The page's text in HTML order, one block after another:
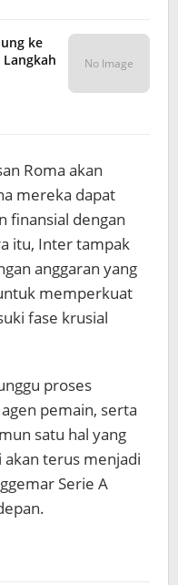
ke
Langkah
No Image
Roma akan
mereka dapat
finansial dengan
itu, Inter tampak
anggaran yang
memperkuat
fase krusial
proses
pemain, serta
satu hal yang
akan terus menjadi
Serie A